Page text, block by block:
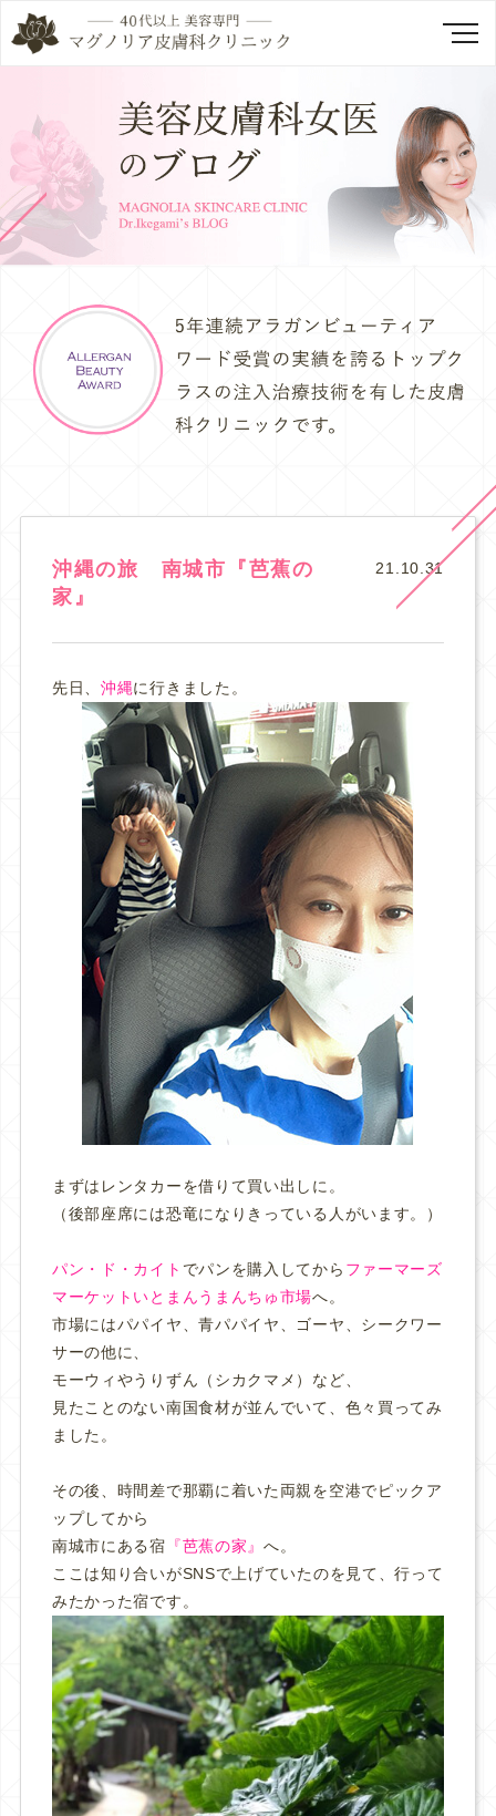
沖縄の旅 南城市『芭蕉の
家』
21.10.31
先日、沖縄に行きました。
まずはレンタカーを借りて買い出しに。
（後部座席には恐竜になりきっている人がいます。）
パン・ド・カイト でパンを購入してから ファーマーズ
マーケットいとまんうまんちゅ市場へ。
市場にはパパイヤ、青パパイヤ、ゴーヤ、シークワー
サーの他に、
モーウィやうりずん（シカクマメ）など、
見たことのない南国食材が並んでいて、色々買ってみ
ました。
その後、時間差で那覇に着いた両親を空港でピックア
ップしてから
南城市にある宿 『芭蕉の家』へ。
ここは知り合いがSNSで上げていたのを見て、行って
みたかった宿です。